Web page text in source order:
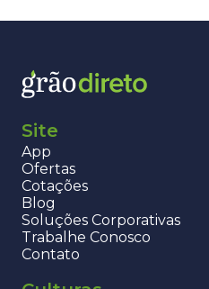
Site
App
Ofertas
Cotações
Blog
Soluções Corporativas
Trabalhe Conosco
Contato